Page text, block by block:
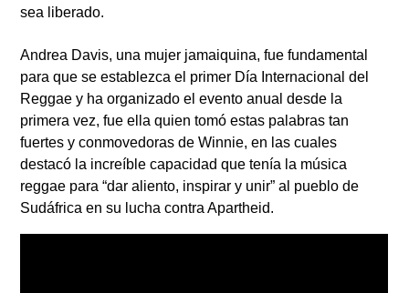
sea liberado.
Andrea Davis, una mujer jamaiquina, fue fundamental
para que se establezca el primer Día Internacional del
Reggae y ha organizado el evento anual desde la
primera vez, fue ella quien tomó estas palabras tan
fuertes y conmovedoras de Winnie, en las cuales
destacó la increíble capacidad que tenía la música
reggae para “dar aliento, inspirar y unir” al pueblo de
Sudáfrica en su lucha contra Apartheid.